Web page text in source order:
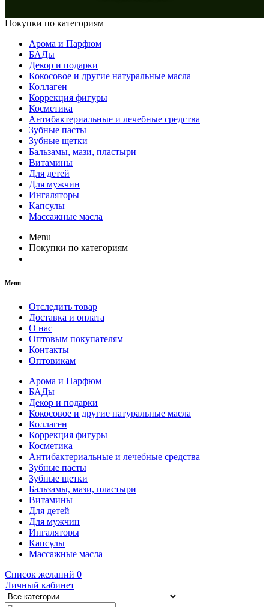
Покупки по категориям
Арома и Парфюм
БАДы
Декор и подарки
Кокосовое и другие натуральные масла
Коллаген
Коррекция фигуры
Косметика
Антибактериальные и лечебные средства
Зубные пасты
Зубные щетки
Бальзамы, мази, пластыри
Витамины
Для детей
Для мужчин
Ингаляторы
Капсулы
Массажные масла
Menu
Покупки по категориям
Menu
Отследить товар
Доставка и оплата
О нас
Оптовым покупателям
Контакты
Оптовикам
Арома и Парфюм
БАДы
Декор и подарки
Кокосовое и другие натуральные масла
Коллаген
Коррекция фигуры
Косметика
Антибактериальные и лечебные средства
Зубные пасты
Зубные щетки
Бальзамы, мази, пластыри
Витамины
Для детей
Для мужчин
Ингаляторы
Капсулы
Массажные масла
Список желаний 0
Личный кабинет